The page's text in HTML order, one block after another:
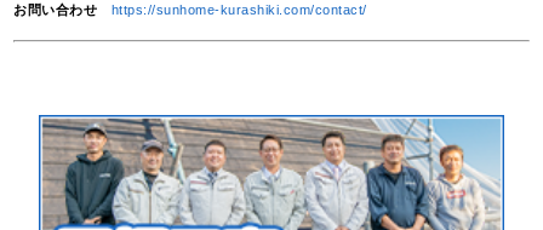
お問い合わせ
https://sunhome-kurashiki.com/contact/